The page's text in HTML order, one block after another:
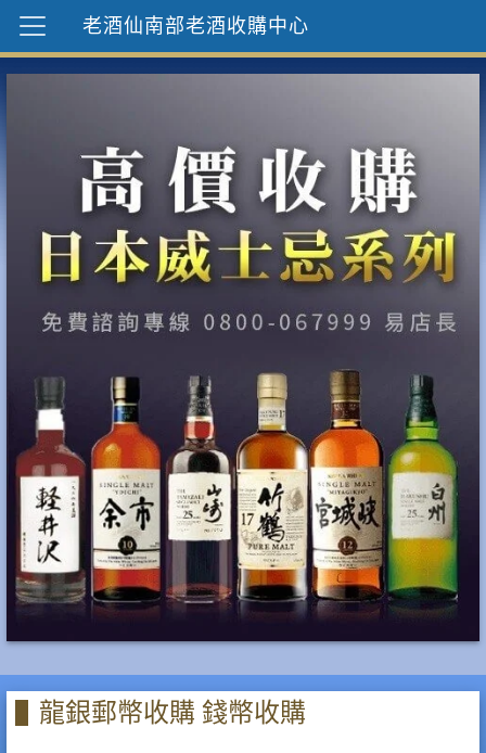
老酒仙南部老酒收購中心
龍銀郵幣收購 錢幣收購